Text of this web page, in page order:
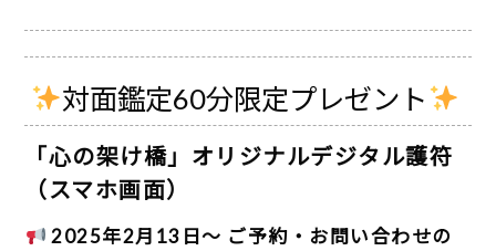
対面鑑定60分限定プレゼント
「心の架け橋」オリジナルデジタル護符
（スマホ画面）
2025年2月13日～ ご予約・お問い合わせの